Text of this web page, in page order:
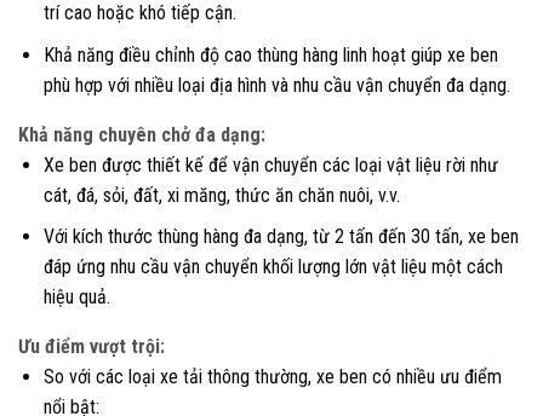
trí cao hoặc khó tiếp cận.
Khả năng điều chỉnh độ cao thùng hàng linh hoạt giúp xe ben
phù hợp với nhiều loại địa hình và nhu cầu vận chuyển đa dạng.
Khả năng chuyên chở đa dạng:
Xe ben được thiết kế để vận chuyển các loại vật liệu rời như
cát, đá, sỏi, đất, xi măng, thức ăn chăn nuôi, v.v.
Với kích thước thùng hàng đa dạng, từ 2 tấn đến 30 tấn, xe ben
đáp ứng nhu cầu vận chuyển khối lượng lớn vật liệu một cách
hiệu quả.
Ưu điểm vượt trội:
So với các loại xe tải thông thường, xe ben có nhiều ưu điểm
nổi bật: